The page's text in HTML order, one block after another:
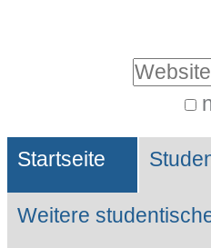
Website durchsuchen
Suche…
Sektionen
Startseite
Weitere